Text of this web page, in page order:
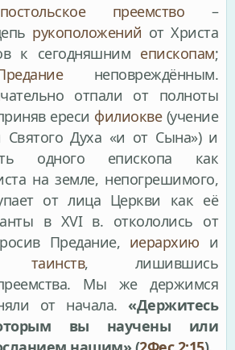
преемство –
рукоположений от Христа
к сегодняшним епископам;
неповреждённым.
отпали от полноты
ереси филиокве(учение
Духа «и от Сына») и
одного епископа как
на земле, непогрешимого,
от лица Церкви как её
в XVI в. откололись от
Предание, иерархию и
таинств, лишившись
преемства. Мы же держимся
от начала. «Держитесь
вы научены или